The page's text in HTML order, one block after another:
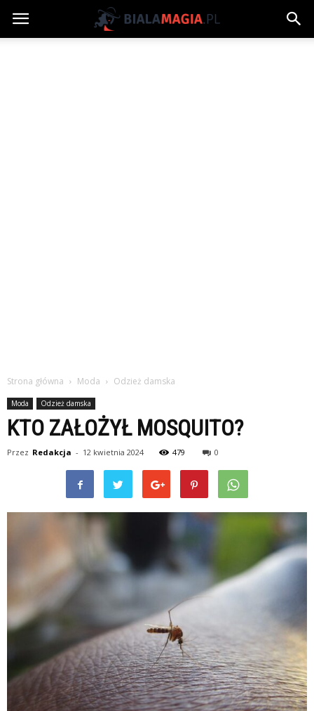
Strona główna Moda Odzież damska
Moda Odzież damska
KTO ZAŁOŻYŁ MOSQUITO?
Przez Redakcja - 12 kwietnia 2024 479 0